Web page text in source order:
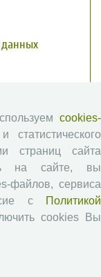
данных
cookies-
страниц сайта
на сайте, вы
файлов, сервиса
с
Политикой
cookies Вы